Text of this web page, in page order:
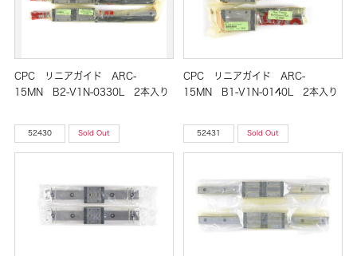
CPC リニアガイド ARC-
15MN B2-V1N-0330L 2本入り
CPC リニアガイド ARC-
15MN B1-V1N-0140L 2本入り
52430 Sold Out 52431 Sold Out